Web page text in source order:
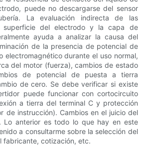
puede no descargarse del sensor
La evaluación indirecta de las
superficie del electrodo y la capa de
ayuda a analizar la causa del
de la presencia de potencial de
electromagnético durante el uso normal,
del motor (fuerza), cambios de estado
de potencial de puesta a tierra
de cero. Se debe verificar si existe
puede funcionar con cortocircuito
a tierra del terminal C y protección
de instrucción). Cambios en el juicio del
Lo anterior es todo lo que hay en este
a consultarme sobre la selección del
fabricante, cotización, etc.